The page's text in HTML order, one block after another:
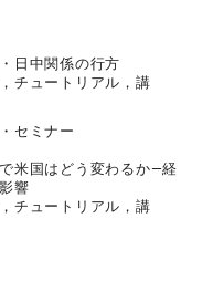
日中関係の行方
チュートリアル，講
セミナー
米国はどう変わるか―経
響
チュートリアル，講